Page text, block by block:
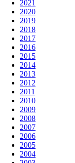
2021
2020
2019
2018
2017
2016
2015
2014
2013
2012
2011
2010
2009
2008
2007
2006
2005
2004